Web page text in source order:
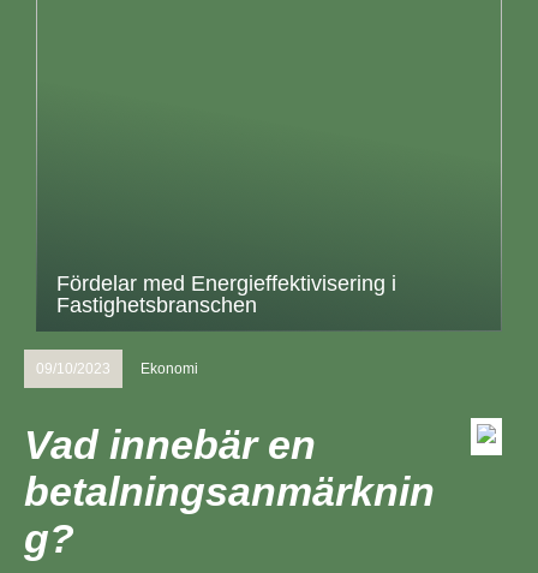
Fördelar med Energieffektivisering i
Fastighetsbranschen
09/10/2023 Ekonomi
Vad innebär en
betalningsanmärknin
g?